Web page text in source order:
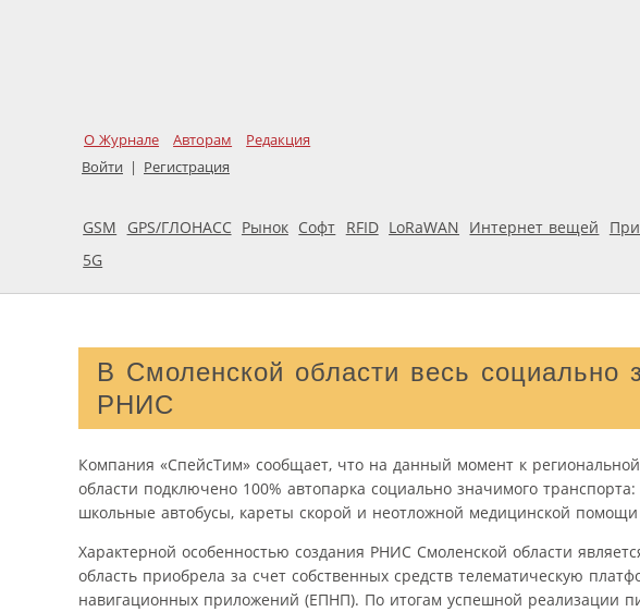
О Журнале Авторам
Редакция
Войти | Регистрация
GSM GPS/ГЛОНАСС Рынок Софт RFID LoRaWAN Интернет вещей
5G
В Смоленской области весь социально
РНИС
Компания «СпейсТим» сообщает, что на данный момент к
области подключено 100% автопарка социально значимого
школьные автобусы, кареты скорой и неотложной медицинской
Характерной особенностью создания РНИС Смоленской области
область приобрела за счет собственных средств телематическую
навигационных приложений (ЕПНП). По итогам успешной реализации